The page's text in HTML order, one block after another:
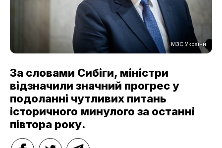
МЗС України
За словами Сибіги, міністри
відзначили значний прогрес у
подоланні чутливих питань
історичного минулого за останні
півтора року.